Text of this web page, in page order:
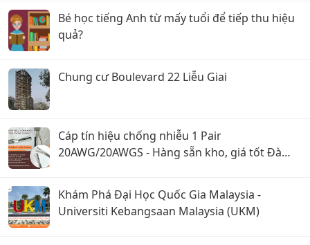
Bé học tiếng Anh từ mấy tuổi để tiếp thu hiệu
quả?
Chung cư Boulevard 22 Liễu Giai
Cáp tín hiệu chống nhiễu 1 Pair
20AWG/20AWGS - Hàng sẵn kho, giá tốt Đà
Khám Phá Đại Học Quốc Gia Malaysia -
Universiti Kebangsaan Malaysia (UKM)